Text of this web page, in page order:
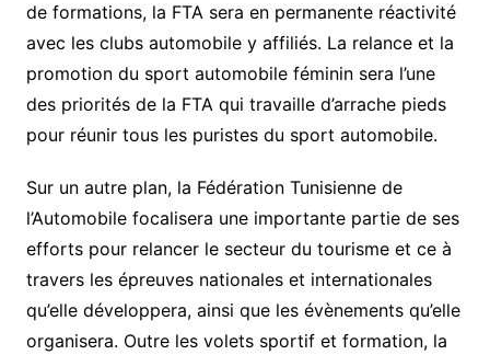
de formations, la FTA sera en permanente réactivité
avec les clubs automobile y affiliés. La relance et la
promotion du sport automobile féminin sera l’une
des priorités de la FTA qui travaille d’arrache pieds
pour réunir tous les puristes du sport automobile.
Sur un autre plan, la Fédération Tunisienne de
l’Automobile focalisera une importante partie de ses
efforts pour relancer le secteur du tourisme et ce à
travers les épreuves nationales et internationales
qu’elle développera, ainsi que les évènements qu’elle
organisera. Outre les volets sportif et formation, la